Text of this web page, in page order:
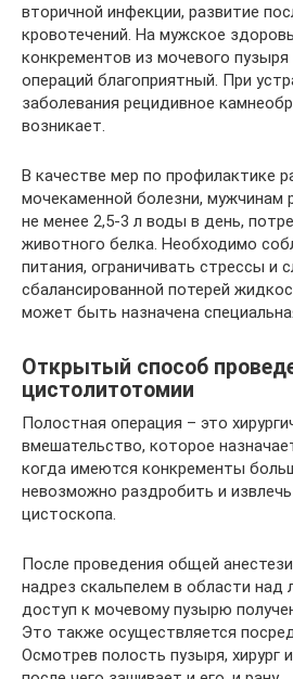
вторичной инфекции, развитие
кровотечений. На мужское
конкрементов из мочевого пузыря
операций благоприятный. При
заболевания рецидивное
возникает.
В качестве мер по профилактике
мочекаменной болезни, мужчинам
не менее 2,5-3 л воды в день,
животного белка. Необходимо
питания, ограничивать стрессы и
сбалансированной потерей
может быть назначена
Открытый способ
цистолитотомии
Полостная операция – это
вмешательство, которое
когда имеются конкременты
невозможно раздробить и
цистоскопа.
После проведения общей
надрез скальпелем в области над
доступ к мочевому пузырю
Это также осуществляется
Осмотрев полость пузыря, хирург